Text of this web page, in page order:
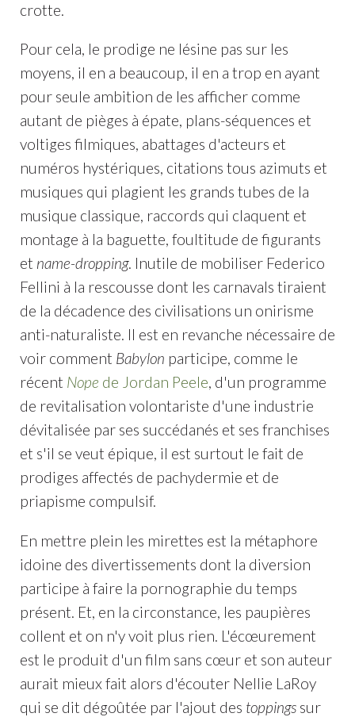
crotte.
Pour cela, le prodige ne lésine pas sur les
moyens, il en a beaucoup, il en a trop en ayant
pour seule ambition de les afficher comme
autant de pièges à épate, plans-séquences et
voltiges filmiques, abattages d'acteurs et
numéros hystériques, citations tous azimuts et
musiques qui plagient les grands tubes de la
musique classique, raccords qui claquent et
montage à la baguette, foultitude de figurants
et name-dropping. Inutile de mobiliser Federico
Fellini à la rescousse dont les carnavals tiraient
de la décadence des civilisations un onirisme
anti-naturaliste. Il est en revanche nécessaire de
voir comment Babylon participe, comme le
récent Nope de Jordan Peele, d'un programme
de revitalisation volontariste d'une industrie
dévitalisée par ses succédanés et ses franchises
et s'il se veut épique, il est surtout le fait de
prodiges affectés de pachydermie et de
priapisme compulsif.
En mettre plein les mirettes est la métaphore
idoine des divertissements dont la diversion
participe à faire la pornographie du temps
présent. Et, en la circonstance, les paupières
collent et on n'y voit plus rien. L'écœurement
est le produit d'un film sans cœur et son auteur
aurait mieux fait alors d'écouter Nellie LaRoy
qui se dit dégoûtée par l'ajout des toppingssur